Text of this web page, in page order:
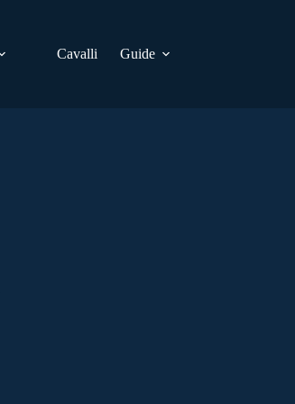
Cavalli Guide